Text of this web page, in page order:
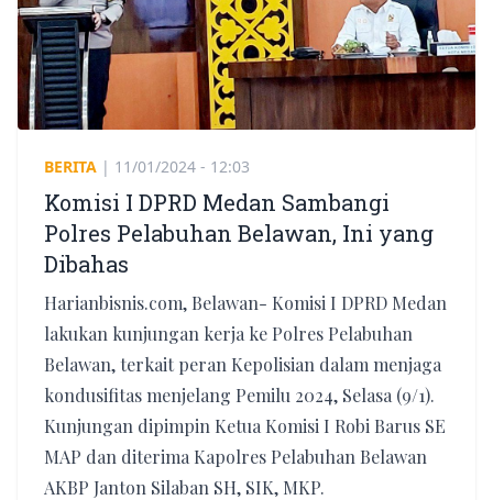
BERITA | 11/01/2024 - 12:03
Komisi I DPRD Medan Sambangi
Polres Pelabuhan Belawan, Ini yang
Dibahas
Harianbisnis.com, Belawan- Komisi I DPRD Medan
lakukan kunjungan kerja ke Polres Pelabuhan
Belawan, terkait peran Kepolisian dalam menjaga
kondusifitas menjelang Pemilu 2024, Selasa (9/1).
Kunjungan dipimpin Ketua Komisi I Robi Barus SE
MAP dan diterima Kapolres Pelabuhan Belawan
AKBP Janton Silaban SH, SIK, MKP.